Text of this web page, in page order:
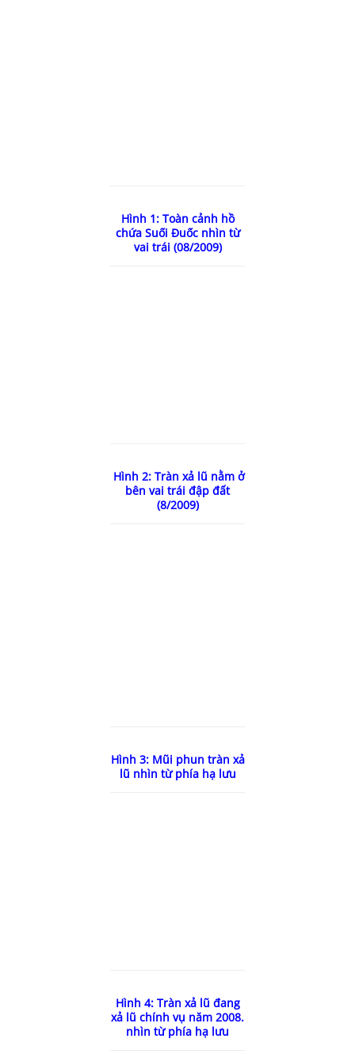
Hình 1: Toàn cảnh hồ
chứa Suối Đuốc nhìn từ
vai trái (08/2009)
Hình 2: Tràn xả lũ nằm ở
bên vai trái đập đất
(8/2009)
Hình 3: Mũi phun tràn xả
lũ nhìn từ phía hạ lưu
Hình 4: Tràn xả lũ đang
xả lũ chính vụ năm 2008.
nhìn từ phía hạ lưu